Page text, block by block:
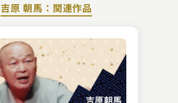
吉原 朝馬：関連作品